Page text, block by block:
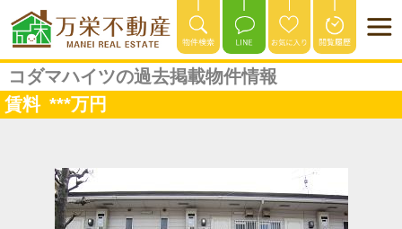
コダマハイツの過去掲載物件情報
賃料 ***万円